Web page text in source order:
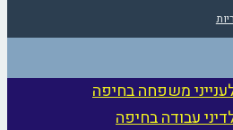
משפחה בחיפה
עבודה בחיפה